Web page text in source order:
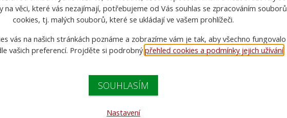
Doporučujeme Názvu zboží Názvu zboží Ceny
Varianty:
-- vše --
na věci, které vás nezajímají, potřebujeme od Vás souhlas se zpracováním souborů
cookies, tj. malých souborů, které se ukládají ve vašem prohlížeči.
vás na našich stránkách poznáme a zobrazíme vám je tak, aby všechno fungovalo
vašich preferencí. Projděte si podrobnýpřehled cookies a podmínky jejich užívání
SOUHLASÍM
Nastavení